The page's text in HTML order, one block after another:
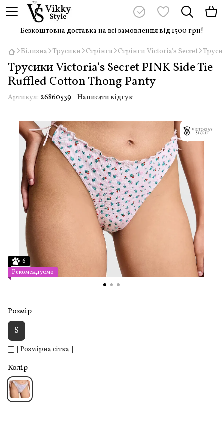
Безкоштовна доставка на всі замовлення від 1500 грн!
Білизна Трусики Стрінги Стрінги Victoria's Secret
Трусики Victoria’s Secret PINK Side Tie
Ruffled Cotton Thong Panty
Артикул: 26860539 Написати відгук
6
Рекомендуємо
Розмір
S
[ Розмірна сітка ]
Колір